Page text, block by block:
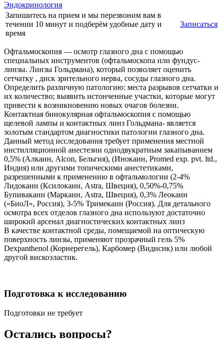
Эндокринология
Запишитесь на прием и мы перезвоним вам в
течении 10 минут и подберём удобные дату и
время
Записаться
Офтальмоскопия — осмотр глазного дна с помощью
специальных инструментов (офтальмоскопа или фундус-
линзы. Линзы Гольдмана), который позволяет оценить
сетчатку , диск зрительного нерва, сосуды глазного дна.
Определить различную патологию: места разрывов сетчатки и
их количество; выявить истонченные участки, которые могут
привести к возникновению новых очагов болезни.
Контактная бинокулярная офтальмоскопия с помощью
щелевой лампы и контактных линз Гольдмана- является
золотым стандартом диагностики патологии глазного дна.
Данный метод исследования требует применения местной
инстилляционной анестезии однодвукратным закапыванием
0,5% (Алкаин, Alcon, Бельгия), (Инокаин, Promed exp. pvt. ltd.,
Индия) или другими топическими анестетиками,
разрешенными к применению в офтальмологии (2-4%
Лидокаин (Ксилокаин, Astra, Швеция), 0,50%-0,75%
Бупивакаин (Маркаин, Astra, Швеция), 0,3% Леокаин
(«БиоЛ», Россия), 3-5% Тримекаин (Россия). Для детального
осмотра всех отделов глазного дна используют достаточно
широкий арсенал диагностических контактных линз
В качестве контактной среды, помещаемой на оптическую
поверхность линзы, применяют прозрачный гель 5%
Dexpanthenol (Корнерегель), Карбомер (Видисик) или любой
другой вискоэластик.
Подготовка к исследованию
Подготовки не требует
Остались вопросы?